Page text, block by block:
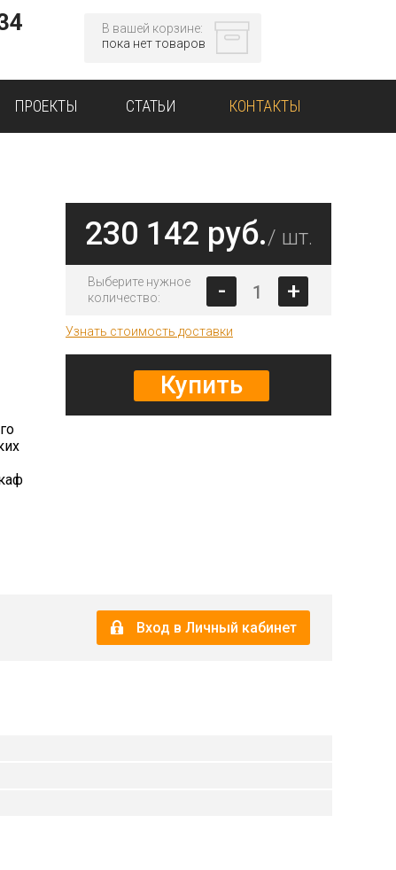
В вашей корзине:
пока нет товаров
ПРОЕКТЫ СТАТЬИ КОНТАКТЫ
230 142 руб./ шт.
Выберите нужное
количество:
- +
Узнать стоимость доставки
Купить
Вход в Личный кабинет